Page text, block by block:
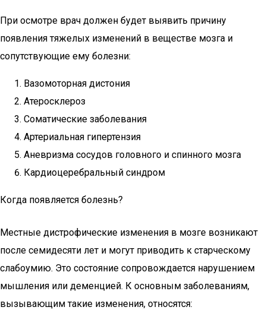
При осмотре врач должен будет выявить причину
появления тяжелых изменений в веществе мозга и
сопутствующие ему болезни:
Вазомоторная дистония
Атеросклероз
Соматические заболевания
Артериальная гипертензия
Аневризма сосудов головного и спинного мозга
Кардиоцеребральный синдром
Когда появляется болезнь?
Местные дистрофические изменения в мозге возникают
после семидесяти лет и могут приводить к старческому
слабоумию. Это состояние сопровождается нарушением
мышления или деменцией. К основным заболеваниям,
вызывающим такие изменения, относятся: